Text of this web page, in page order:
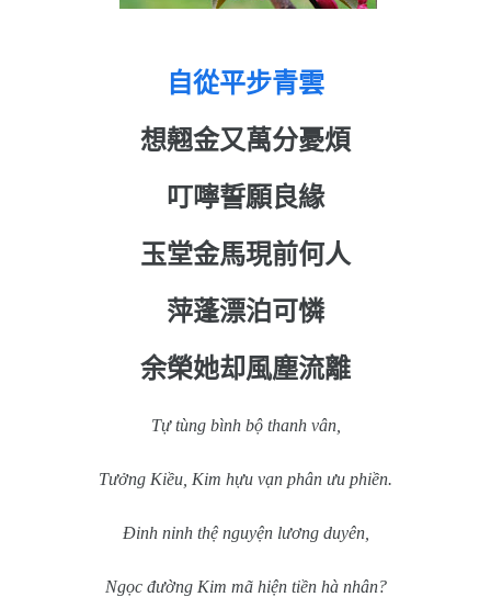
自從平步青雲
想翹金又萬分憂煩
叮嚀誓願良緣
玉堂金馬現前何人
萍蓬漂泊可憐
余榮她却風塵流離
Tự tùng bình bộ thanh vân,
Tưởng Kiều, Kim hựu vạn phân ưu phiền.
Đinh ninh thệ nguyện lương duyên,
Ngọc đường Kim mã hiện tiền hà nhân?